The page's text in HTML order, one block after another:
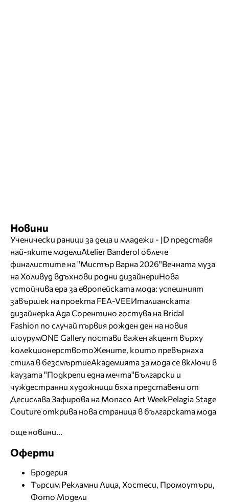
Новини
Ученически раници за деца и младежи - JD представя
най-яките моделиAtelier Banderol облече
финалистите на "Мистър Варна 2026"Вечната муза
на Холивуд вдъхнови родни дизайнериНова
устойчива ера за европейската мода: успешният
завършек на проекта FEA-VEEИталианската
дизайнерка Ада Сорентино гостува на Bridal
Fashion по случай първия рожден ден на новия
шоурумONE Gallery постави важен акцент върху
колекционерствотоЖените, които превърнаха
стила в безсмъртиеАкадемията за мода се включи в
каузата "Подкрепи една мечта"Български и
чуждестранни художници бяха представени от
Десислава Зафирова на Monaco Art WeekPelagia Stage
Couture открива нова страница в българската мода
още новини...
Оферти
Бродерия
Търсим Рекламни Лица, Хостеси, Промоутъри,
Фото Модели